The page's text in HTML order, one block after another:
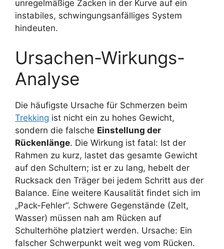
unregelmäßige Zacken in der Kurve auf ein
instabiles, schwingungsanfälliges System
hindeuten.
Ursachen-Wirkungs-
Analyse
Die häufigste Ursache für Schmerzen beim
Trekking ist nicht ein zu hohes Gewicht,
sondern die falsche Einstellung der
Rückenlänge. Die Wirkung ist fatal: Ist der
Rahmen zu kurz, lastet das gesamte Gewicht
auf den Schultern; ist er zu lang, hebelt der
Rucksack den Träger bei jedem Schritt aus der
Balance. Eine weitere Kausalität findet sich im
„Pack-Fehler“. Schwere Gegenstände (Zelt,
Wasser) müssen nah am Rücken auf
Schulterhöhe platziert werden. Ursache: Ein
falscher Schwerpunkt weit weg vom Rücken.